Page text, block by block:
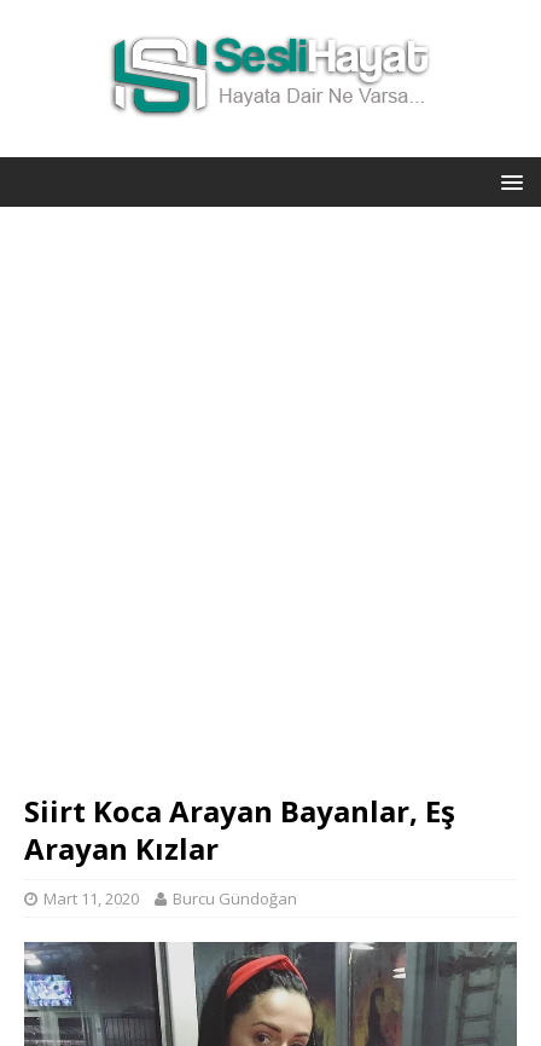
Siirt Koca Arayan Bayanlar, Eş
Arayan Kızlar
Mart 11, 2020 Burcu Gündoğan